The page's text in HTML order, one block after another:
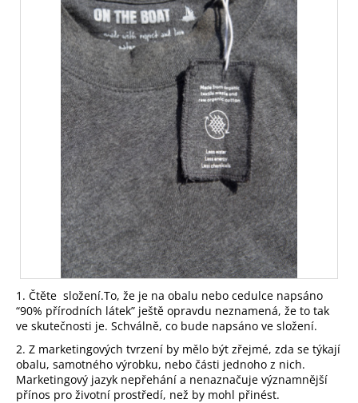
1. Čtěte složení.To, že je na obalu nebo cedulce napsáno
“90% přírodních látek” ještě opravdu neznamená, že to tak
ve skutečnosti je. Schválně, co bude napsáno ve složení.
2. Z marketingových tvrzení by mělo být zřejmé, zda se týkají
obalu, samotného výrobku, nebo části jednoho z nich.
Marketingový jazyk nepřehání a nenaznačuje významnější
přínos pro životní prostředí, než by mohl přinést.